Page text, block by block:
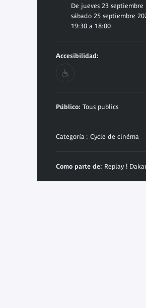
De jueves 23 septiembre
sábado 25 septiembre
19:30 a 18:00
Accesibilidad:
Público: Tous publics
Categoría : Cycle de cinéma
Como parte de: Replay !